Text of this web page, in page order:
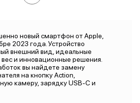
новый смартфон от Apple,
2023 года. Устройство
внешний вид, идеальные
и инновационные решения.
вы найдете замену
на кнопку Action,
камеру, зарядку USB-C и